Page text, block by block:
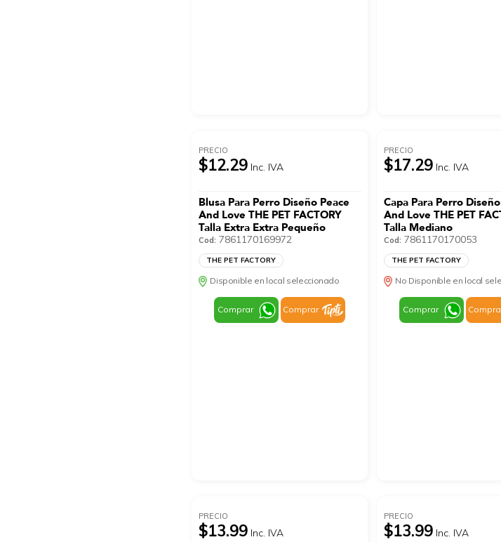
PRECIO
$12.29 Inc. IVA
Blusa Para Perro Diseño Peace
And Love THE PET FACTORY
Talla Extra Extra Pequeño
Cod: 7861170169972
THE PET FACTORY
Disponible en local seleccionado
Comprar Comprar
PRECIO
$17.29 Inc. IVA
Capa Para Perro
And Love THE PET
Talla Mediano
Cod: 7861170170053
THE PET FACTORY
No Disponible en local
Comprar
PRECIO
$13.99 Inc. IVA
PRECIO
$13.99 Inc. IVA